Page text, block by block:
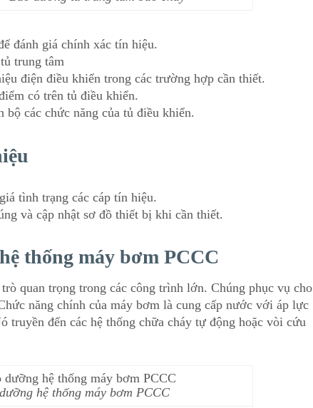
đánh giá chính xác tín hiệu.
trung tâm
điện điều khiển trong các trường hợp cần thiết.
có trên tủ điều khiển.
các chức năng của tủ điều khiển.
tình trạng các cáp tín hiệu.
và cập nhật sơ đồ thiết bị khi cần thiết.
thống máy bơm PCCC
quan trọng trong các công trình lớn. Chúng phục vụ cho
năng chính của máy bơm là cung cấp nước với áp lực
truyền đến các hệ thống chữa cháy tự động hoặc vòi cứu
hệ thống máy bơm PCCC